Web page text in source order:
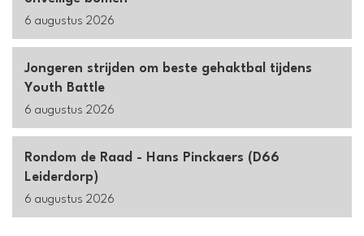
6 augustus 2026
Jongeren strijden om beste gehaktbal tijdens
Youth Battle
6 augustus 2026
Rondom de Raad - Hans Pinckaers (D66
Leiderdorp)
6 augustus 2026